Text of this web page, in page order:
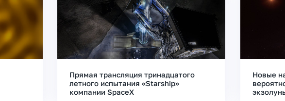
Прямая трансляция тринадцатого
летного испытания «Starship»
компании SpaceX
Новые